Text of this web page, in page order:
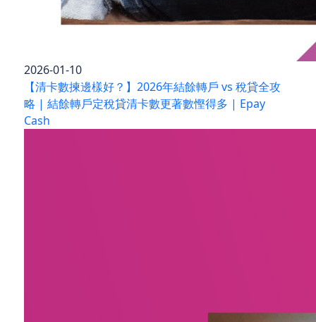
2026-01-10
【清卡數揀邊樣好？】2026年結餘轉戶 vs 稅貸全攻
略 | 結餘轉戶定稅貸清卡數更著數慳得多 | Epay
Cash